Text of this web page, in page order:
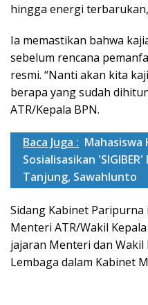
hingga energi
Ia memastikan bahwa
sebelum rencana
resmi. “Nanti akan kita
berapa yang sudah
ATR/Kepala BPN.
Baca Juga : Mahasiswa
Sosialisasikan
Tanjung, Sawahlunto
Sidang Kabinet
Menteri ATR/Wakil
jajaran Menteri dan
Lembaga dalam Kabinet